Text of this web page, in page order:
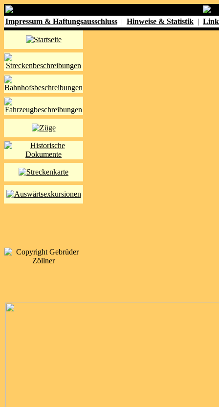
Impressum & Haftungsausschluss | Hinweise & Statistik |